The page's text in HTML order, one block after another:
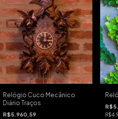
Relógio Cuco Mecânico
Diário Traços
R$5.960,59